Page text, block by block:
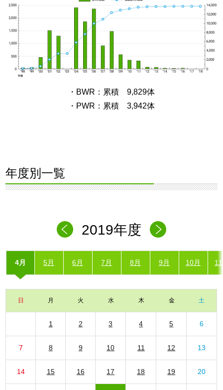
・BWR：累積 9,829体
・PWR：累積 3,942体
年度別一覧
2019年度
4月 5月 6月 7月 8月 9月 10月
日 月 火 水 木 金 土
1 2 3 4 5 6
7 8 9 10 11 12 13
14 15 16 17 18 19 20